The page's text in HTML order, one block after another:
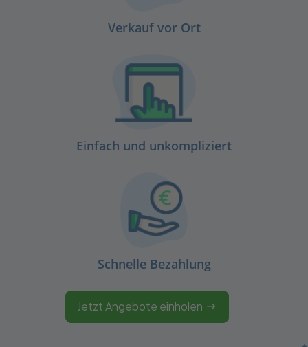
Verkauf vor Ort
Einfach und unkompliziert
Schnelle Bezahlung
Jetzt Angebote einholen